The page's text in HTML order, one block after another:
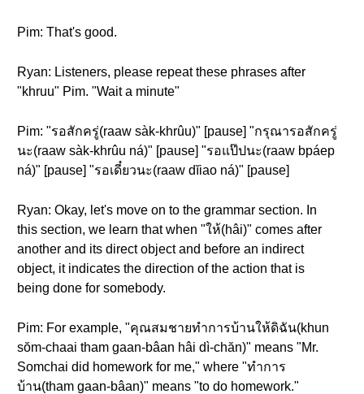
Pim: That's good.
Ryan: Listeners, please repeat these phrases after
"khruu" Pim. "Wait a minute"
Pim: "รอสักครู่(raaw sàk-khrûu)" [pause] "กรุณารอสักครู่
นะ(raaw sàk-khrûu ná)" [pause] "รอแป๊ปนะ(raaw bpáep
ná)" [pause] "รอเดี๋ยวนะ(raaw dĭiao ná)" [pause]
Ryan: Okay, let's move on to the grammar section. In
this section, we learn that when "ให้(hâi)" comes after
another and its direct object and before an indirect
object, it indicates the direction of the action that is
being done for somebody.
Pim: For example, "คุณสมชายทำการบ้านให้ดิฉัน(khun
sŏm-chaai tham gaan-bâan hâi dì-chăn)" means "Mr.
Somchai did homework for me," where "ทำการ
บ้าน(tham gaan-bâan)" means "to do homework."